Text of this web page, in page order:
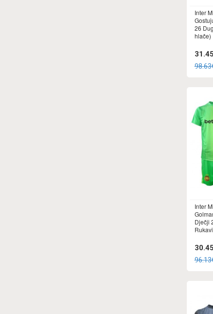
Inter
26
hlače)
Inter
Dječji